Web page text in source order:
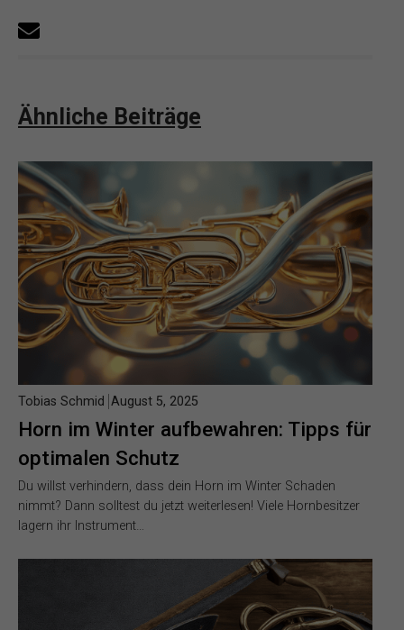
Ähnliche Beiträge
Horn im Winter aufbewahren: Tipps für
optimalen Schutz
Tobias Schmid August 5, 2025
Du willst verhindern, dass dein Horn im Winter Schaden
nimmt? Dann solltest du jetzt weiterlesen! Viele Hornbesitzer
lagern ihr Instrument…